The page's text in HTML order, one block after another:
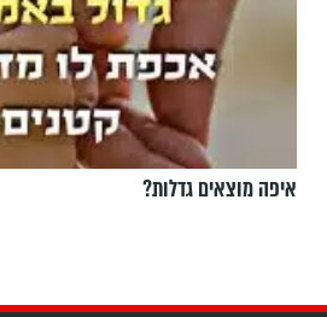
איפה מוצאים גדלות?